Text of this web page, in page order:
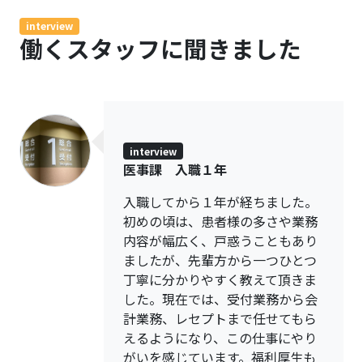
interview
働くスタッフに聞きました
interview
医事課 入職１年
入職してから１年が経ちました。
初めの頃は、患者様の多さや業務
内容が幅広く、戸惑うこともあり
ましたが、先輩方から一つひとつ
丁寧に分かりやすく教えて頂きま
した。現在では、受付業務から会
計業務、レセプトまで任せてもら
えるようになり、この仕事にやり
がいを感じています。福利厚生も